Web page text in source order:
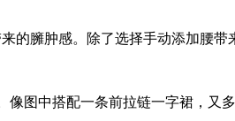
臃肿感。除了选择手动添加腰带
图中搭配一条前拉链一字裙，又